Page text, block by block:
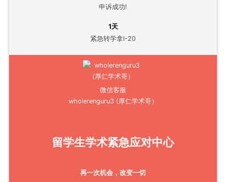
申诉成功!
1天
紧急转学拿I-20
微信客服
wholerenguru3 (厚仁学术哥）
留学生学术紧急应对中心
再一次机会，改变一切